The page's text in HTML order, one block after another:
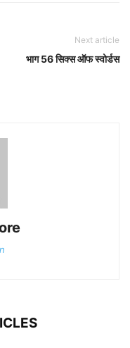
Next article
भाग 56 सिक्स ऑफ स्वोर्डस